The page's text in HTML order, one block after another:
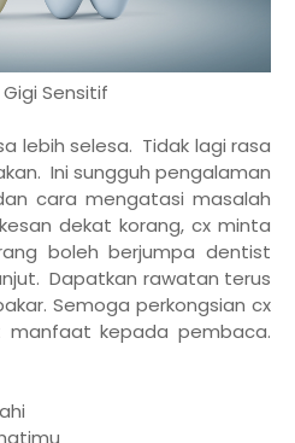
Sensitif
lebih selesa. Tidak lagi rasa
Ini sungguh pengalaman
cara mengatasi masalah
dekat korang, cx minta
boleh berjumpa dentist
Dapatkan rawatan terus
Semoga perkongsian cx
manfaat kepada pembaca.